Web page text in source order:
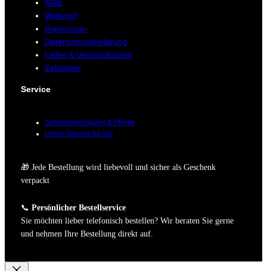
AGB
Widerruf
Impressum
Datenschutzerklärung
Liefer & Versandkosten
Zahlarten
Service
Schmuckreinigung & Pflege
Unser Service für Sie
🎁 Jede Bestellung wird liebevoll und sicher als Geschenk
verpackt
📞 Persönlicher Bestellservice
Sie möchten lieber telefonisch bestellen? Wir beraten Sie gerne
und nehmen Ihre Bestellung direkt auf.